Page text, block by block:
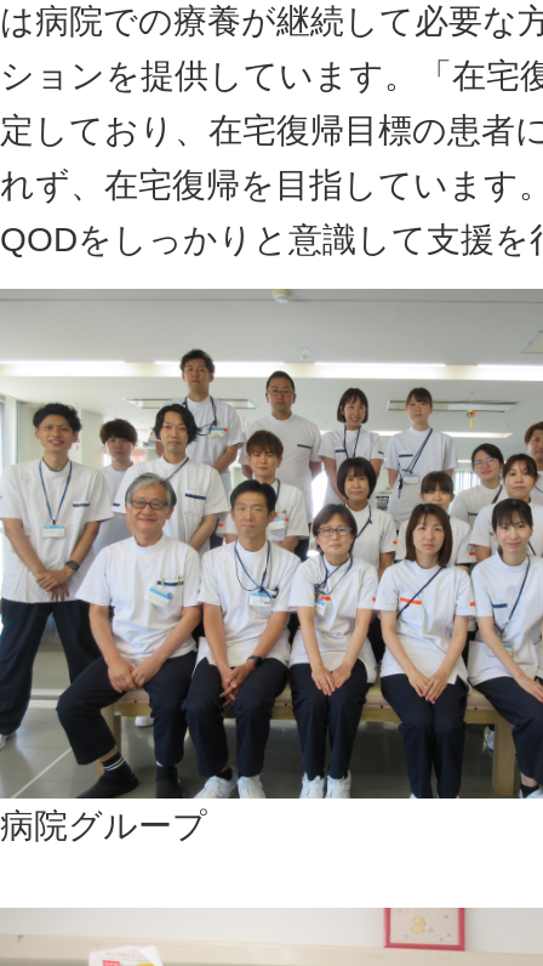
は病院での療養が継続して必要な
ションを提供しています。「在宅
定しており、在宅復帰目標の患者
れず、在宅復帰を目指しています
QODをしっかりと意識して支援
病院グループ